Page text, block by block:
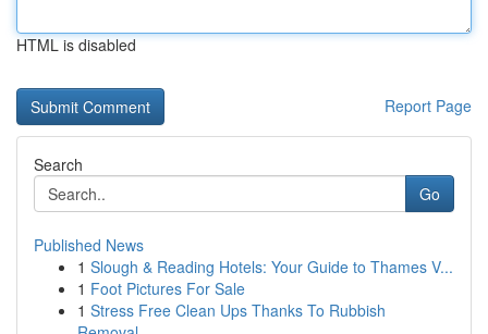
HTML is disabled
Report Page
Search
Go
Published News
1 Slough & Reading Hotels: Your Guide to Thames V...
1 Foot Pictures For Sale
1 Stress Free Clean Ups Thanks To Rubbish